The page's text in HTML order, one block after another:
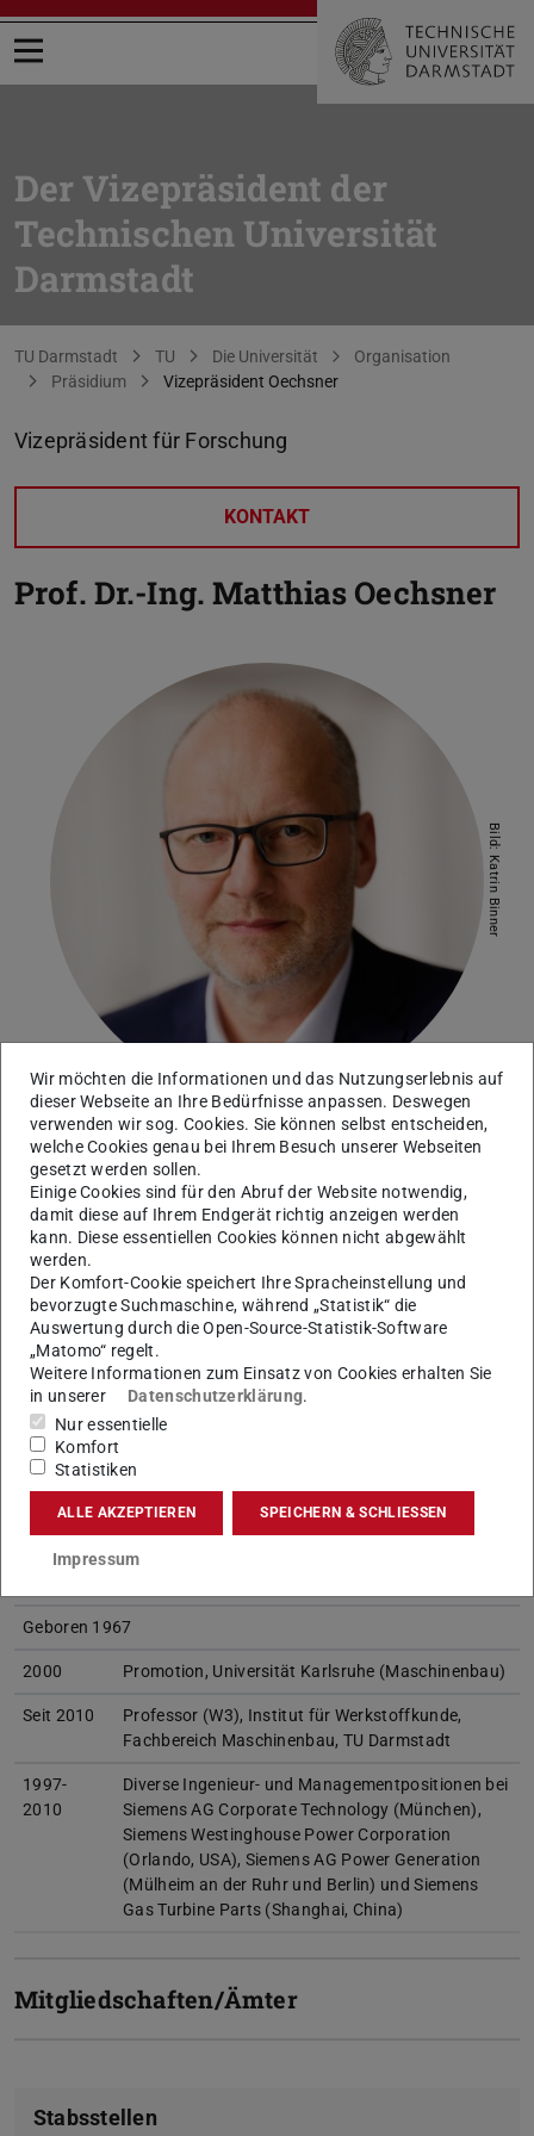
Menü öffnen
Der Vizepräsident der
Technischen Universität
Darmstadt
Sie befinden sich hier:
TU Darmstadt TU Die Universität
Organisation
Präsidium
Vizepräsident Oechsner
Vizepräsident für Forschung
KONTAKT
Prof. Dr.-Ing. Matthias Oechsner
Bild: Katrin Binner
Kontakt
vp-forschung@tu-...
+49 6151 16-20001
+49 6151 16-20002
Postadresse: Karolinenplatz 5, 64289 Darmstadt
Residenzschloss 1
64283 Darmstadt
Zur Person
Geboren 1967
2000 Promotion, Universität Karlsruhe (Maschinenbau)
Seit 2010
Professor (W3), Institut für Werkstoffkunde,
Fachbereich Maschinenbau, TU Darmstadt
1997-
2010
Diverse Ingenieur- und Managementpositionen bei
Siemens AG Corporate Technology (München),
Siemens Westinghouse Power Corporation
(Orlando, USA), Siemens AG Power Generation
(Mülheim an der Ruhr und Berlin) und Siemens
Gas Turbine Parts (Shanghai, China)
Mitgliedschaften/Ämter
Stabsstellen
Wir möchten die Informationen und das Nutzungserlebnis auf
dieser Webseite an Ihre Bedürfnisse anpassen. Deswegen
verwenden wir sog. Cookies. Sie können selbst entscheiden,
welche Cookies genau bei Ihrem Besuch unserer Webseiten
gesetzt werden sollen.
Einige Cookies sind für den Abruf der Website notwendig,
damit diese auf Ihrem Endgerät richtig anzeigen werden
kann. Diese essentiellen Cookies können nicht abgewählt
werden.
Der Komfort-Cookie speichert Ihre Spracheinstellung und
bevorzugte Suchmaschine, während „Statistik“ die
Auswertung durch die Open-Source-Statistik-Software
„Matomo“ regelt.
Weitere Informationen zum Einsatz von Cookies erhalten Sie
in unserer
Datenschutzerklärung.
Nur essentielle
Komfort
Statistiken
ALLE AKZEPTIEREN SPEICHERN & SCHLIESSEN
Impressum